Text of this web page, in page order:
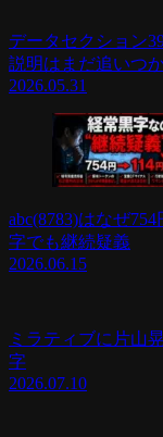
データセクション
説明はまだ追いつ
2026.05.31
abc(8783)はなぜ
字でも継続疑義
2026.06.15
ミラティブに片山
字
2026.07.10